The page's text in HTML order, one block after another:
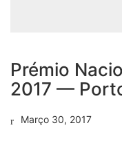
Prémio
2017 —
Março 30, 2017